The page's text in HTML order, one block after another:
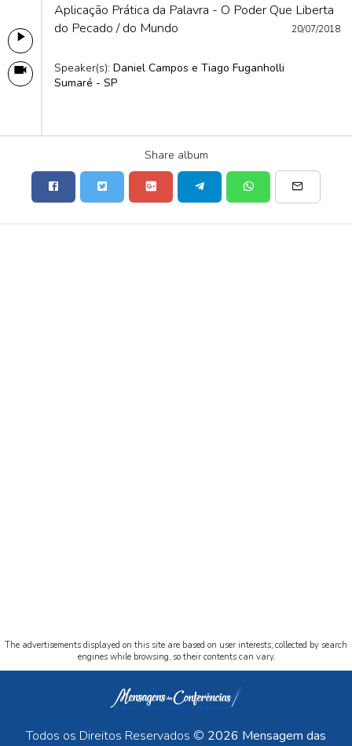
Aplicação Prática da Palavra - O Poder Que Liberta
do Pecado / do Mundo
20/07/2018
Speaker(s): Daniel Campos e Tiago Fuganholli
Sumaré - SP
Share album
The advertisements displayed on this site are based on user interests, collected by search
engines while browsing, so their contents can vary.
Todos os Direitos Reservados © 2026 Mensagem das